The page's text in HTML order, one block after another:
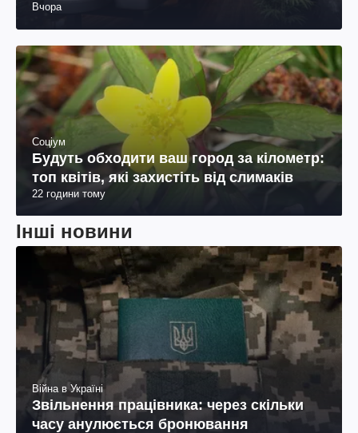
Вчора
Соціум
Будуть обходити ваш город за кілометр:
топ квітів, які захистіть від слимаків
22 години тому
Інші новини
Війна в Україні
Звільнення працівника: через скільки
часу анулюється бронювання